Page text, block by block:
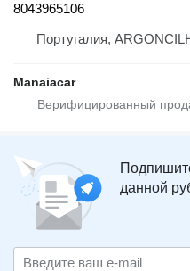
8043965106
Португалия,
Manaiacar
данной